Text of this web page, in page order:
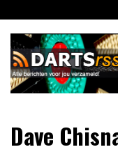
naar
inhoud
DartsRSS
verzameld!
Dave